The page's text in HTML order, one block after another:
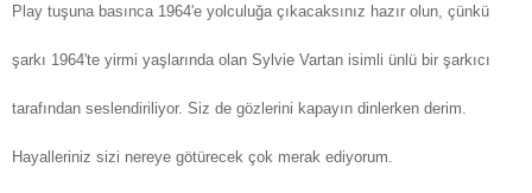
Play tuşuna basınca 1964'e yolculuğa çıkacaksınız hazır olun, çünkü
şarkı 1964'te yirmi yaşlarında olan Sylvie Vartan isimli ünlü bir şarkıcı
tarafından seslendiriliyor. Siz de gözlerini kapayın dinlerken derim.
Hayalleriniz sizi nereye götürecek çok merak ediyorum.